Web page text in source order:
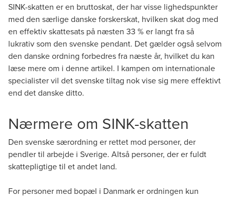
SINK-skatten er en bruttoskat, der har visse lighedspunkter
med den særlige danske forskerskat, hvilken skat dog med
en effektiv skattesats på næsten 33 % er langt fra så
lukrativ som den svenske pendant. Det gælder også selvom
den danske ordning forbedres fra næste år, hvilket du kan
læse mere om i denne artikel. I kampen om internationale
specialister vil det svenske tiltag nok vise sig mere effektivt
end det danske ditto.
Nærmere om SINK-skatten
Den svenske særordning er rettet mod personer, der
pendler til arbejde i Sverige. Altså personer, der er fuldt
skattepligtige til et andet land.
For personer med bopæl i Danmark er ordningen kun